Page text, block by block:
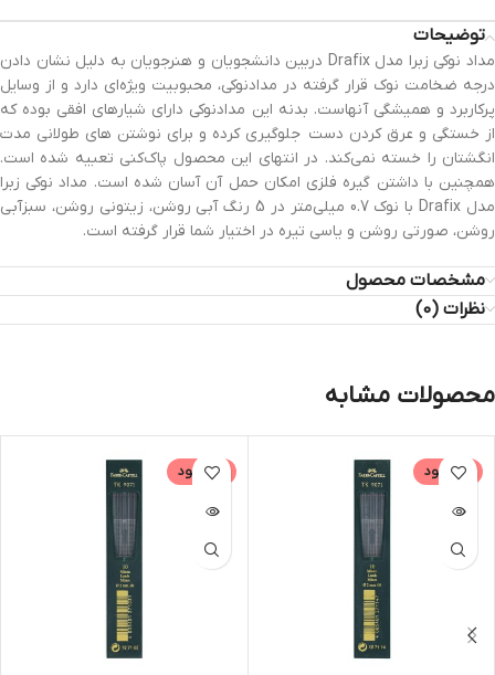
توضیحات
مداد نوکی زبرا مدل Drafix دربین دانشجویان و هنرجویان به دلیل نشان دادن
درجه ضخامت نوک قرار گرفته در مدادنوکی، محبوبیت ویژه‌ای دارد و از وسایل
پرکاربرد و همیشگی آنهاست. بدنه این مدادنوکی دارای شیارهای افقی بوده که
از خستگی و عرق کردن دست جلوگیری کرده و برای نوشتن های طولانی مدت
انگشتان را خسته نمی‌کند. در انتهای این محصول پاک‌کنی تعبیه شده است.
همچنین با داشتن گیره فلزی امکان حمل آن آسان شده است. مداد نوکی زبرا
مدل Drafix با نوک 0.7 میلی‌متر در 5 رنگ آبی روشن، زیتونی روشن، سبزآبی
روشن، صورتی روشن و یاسی تیره در اختیار شما قرار گرفته است.
مشخصات محصول
نظرات (0)
محصولات مشابه
ناموجود ناموجود